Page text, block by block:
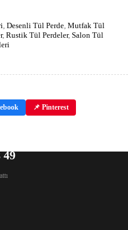
Desenli Tül Perde Mutfak Tül
, Rustik Tül Perdeler, Salon Tül
📌 Pinterest
49